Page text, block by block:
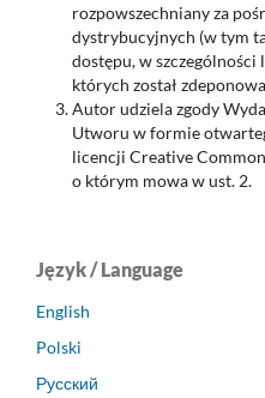
rozpowszechniany za
dystrybucyjnych (w tym
dostępu, w
których został
Autor udziela zgody
Utworu w formie
licencji Creative
o którym mowa w ust. 2.
Język / Language
English
Polski
Русский